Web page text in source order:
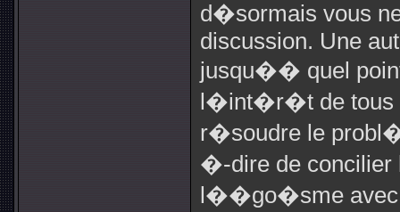
d�sormais vous
discussion. Une
jusqu�� quel
l�int�r�t de tous
r�soudre le
�-dire de concilier
l��go�sme